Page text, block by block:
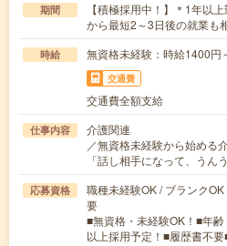
期間
【積極採用中！】＊1年以
から最短2～3日後の就業も
時給 無資格未経験：時給1400
交通費
交通費全額支給
仕事内容
介護関連
／無資格未経験から始める
「話し相手になって、う
応募資格
職種未経験OK / ブランク
要
■無資格・未経験OK！■年
以上採用予定！■履歴書不